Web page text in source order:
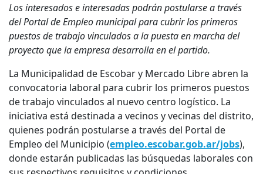
Los interesados e interesadas podrán postularse a través
del Portal de Empleo municipal para cubrir los primeros
puestos de trabajo vinculados a la puesta en marcha del
proyecto que la empresa desarrolla en el partido.
La Municipalidad de Escobar y Mercado Libre abren la
convocatoria laboral para cubrir los primeros puestos
de trabajo vinculados al nuevo centro logístico. La
iniciativa está destinada a vecinos y vecinas del distrito,
quienes podrán postularse a través del Portal de
Empleo del Municipio (empleo.escobar.gob.ar/jobs),
donde estarán publicadas las búsquedas laborales con